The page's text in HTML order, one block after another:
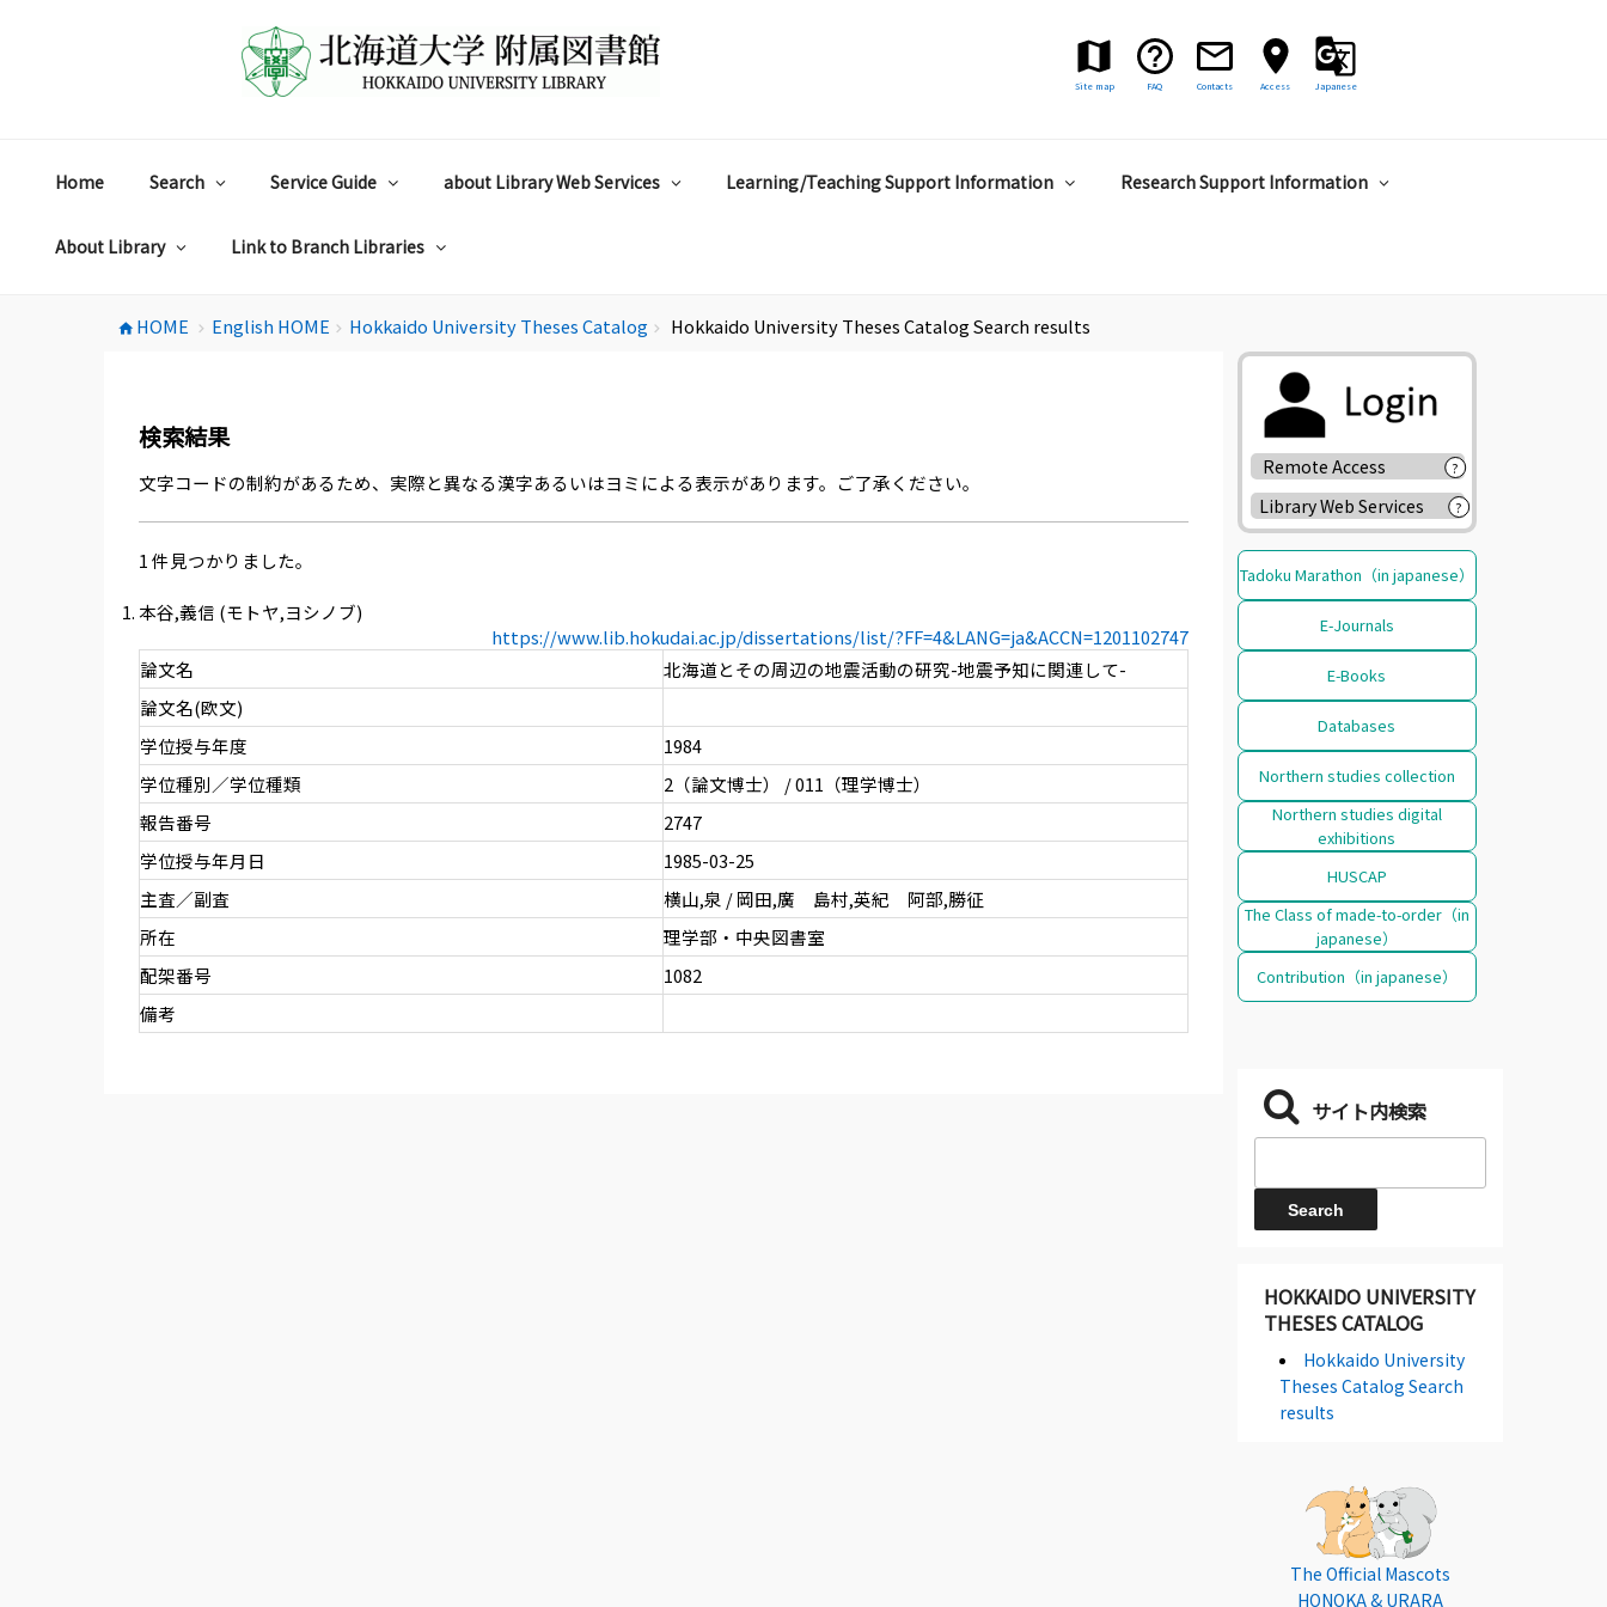
Site map FAQ Contacts Access Japanese
Home Search Service Guide about Library Web Services Learning/Teaching Support Information Research Support Information
About Library Link to Branch Libraries
home HOME chevron_right English HOME chevron_right Hokkaido University Theses Catalog chevron_right Hokkaido University Theses Catalog Search results
検索結果
文字コードの制約があるため、実際と異なる漢字あるいはヨミによる表示があります。ご了承ください。
1 件見つかりました。
本谷,義信 (モトヤ,ヨシノブ)
https://www.lib.hokudai.ac.jp/dissertations/list/?FF=4&LANG=ja&ACCN=1201102747
論文名
北海道とその周辺の地震活動の研究-地震予知に関連して-
論文名(欧文)
学位授与年度
1984
学位種別／学位種類
2（論文博士） / 011（理学博士）
報告番号
2747
学位授与年月日
1985-03-25
主査／副査
横山,泉 / 岡田,廣 島村,英紀 阿部,勝征
所在
理学部・中央図書室
配架番号
1082
備考
Remote Access ?
Library Web Services ?
Tadoku Marathon（in japanese）
E-Journals
E-Books
Databases
Northern studies collection
Northern studies digital
exhibitions
HUSCAP
The Class of made-to-order（in
japanese）
Contribution（in japanese）
サイト内検索
HOKKAIDO UNIVERSITY
THESES CATALOG
Hokkaido University
Theses Catalog Search
results
The Official Mascots
HONOKA & URARA